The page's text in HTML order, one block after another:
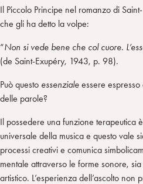
Il Piccolo Principe nel romanzo di
che gli ha detto la volpe:
“Non si vede bene che col cuore.
(de Saint-Exupéry, 1943, p. 98).
Può questo essenziale essere
delle parole?
Il possedere una funzione terapeutica
universale della musica e questo vale
processi creativi e comunica
mentale attraverso le forme sonore,
artistico. L’esperienza dell’ascolto non